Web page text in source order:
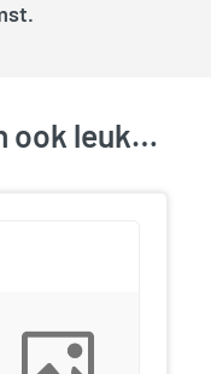
ook leuk…